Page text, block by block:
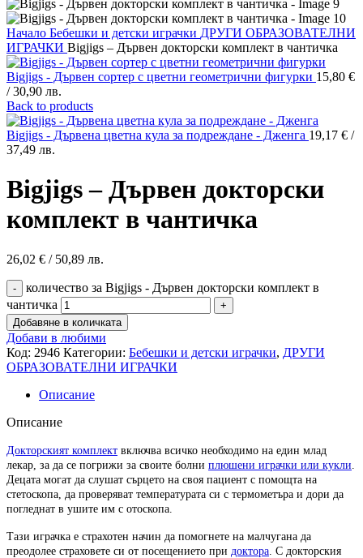
Начало Бебешки и детски играчки ДРУГИ ОБРАЗОВАТЕЛНИ
ИГРАЧКИ Bigjigs – Дървен докторски комплект в чантичка
Bigjigs - Дървен сортер с цветни геометрични фигурки 15,80 €
/ 30,90 лв.
Back to products
Bigjigs - Дървена цветна кула за подреждане - Дженга 19,17 € /
37,49 лв.
Bigjigs – Дървен докторски
комплект в чантичка
26,02 € / 50,89 лв.
количество за Bigjigs - Дървен докторски комплект в
чантичка
Добавяне в количката
Добави в любими
Код: 2946 Категории: Бебешки и детски играчки, ДРУГИ
ОБРАЗОВАТЕЛНИ ИГРАЧКИ
Описание
Описание
Докторският комплект включва всичко необходимо на един млад
лекар, за да се погрижи за своите болни плюшени играчки или кукли
Децата могат да слушат сърцето на своя пациент с помощта на
стетоскопа, да проверяват температурата си с термометъра и дори да
погледнат в ушите им с отоскопа.
Тази играчка е страхотен начин да помогнете на малчугана да
преодолее страховете си от посещението при доктора . С докторския